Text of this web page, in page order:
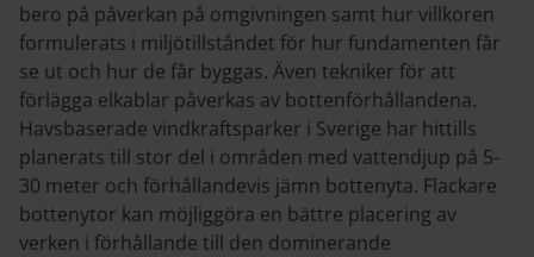
bero på påverkan på omgivningen samt hur villkoren
formulerats i miljötillståndet för hur fundamenten får
se ut och hur de får byggas. Även tekniker för att
förlägga elkablar påverkas av bottenförhållandena.
Havsbaserade vindkraftsparker i Sverige har hittills
planerats till stor del i områden med vattendjup på 5-
30 meter och förhållandevis jämn bottenyta. Flackare
bottenytor kan möjliggöra en bättre placering av
verken i förhållande till den dominerande